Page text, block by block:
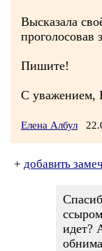
Высказала
проголосовав
Пишите!
С уважением,
Елена Албул
+ добавить
идет?